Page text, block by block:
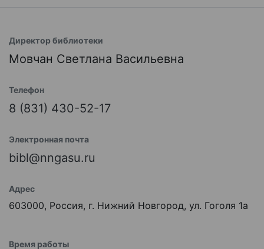
Директор библиотеки
Мовчан Светлана Васильевна
Телефон
8 (831) 430-52-17
Электронная почта
bibl@nngasu.ru
Адрес
603000, Россия, г. Нижний Новгород, ул. Гоголя 1а
Время работы